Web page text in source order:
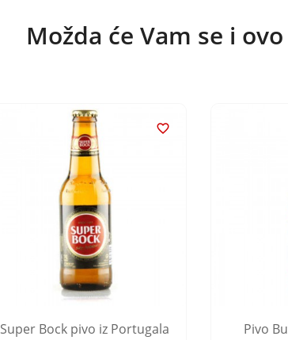
Možda će Vam se i

Super Bock pivo iz Portugala
Pivo